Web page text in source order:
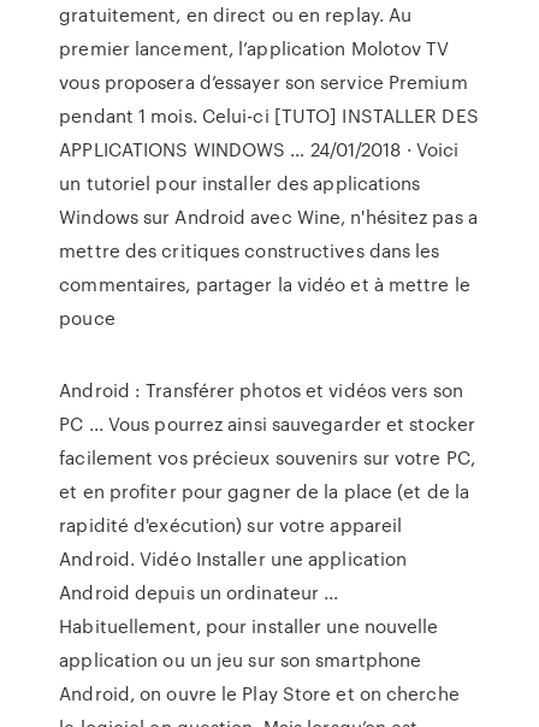
gratuitement, en direct ou en replay. Au
premier lancement, l’application Molotov TV
vous proposera d’essayer son service Premium
pendant 1 mois. Celui-ci [TUTO] INSTALLER DES
APPLICATIONS WINDOWS … 24/01/2018 · Voici
un tutoriel pour installer des applications
Windows sur Android avec Wine, n'hésitez pas a
mettre des critiques constructives dans les
commentaires, partager la vidéo et à mettre le
pouce
Android : Transférer photos et vidéos vers son
PC ... Vous pourrez ainsi sauvegarder et stocker
facilement vos précieux souvenirs sur votre PC,
et en profiter pour gagner de la place (et de la
rapidité d'exécution) sur votre appareil
Android. Vidéo Installer une application
Android depuis un ordinateur ...
Habituellement, pour installer une nouvelle
application ou un jeu sur son smartphone
Android, on ouvre le Play Store et on cherche